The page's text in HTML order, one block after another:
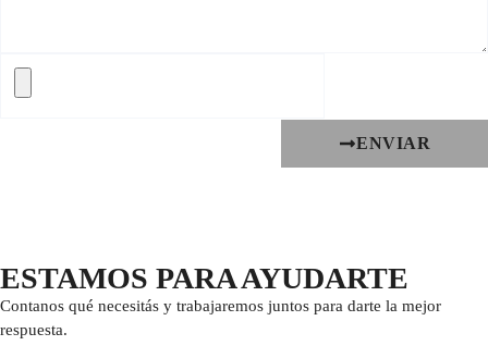
ENVIAR
ESTAMOS PARA AYUDARTE
Contanos qué necesitás y trabajaremos juntos para darte la mejor
respuesta.